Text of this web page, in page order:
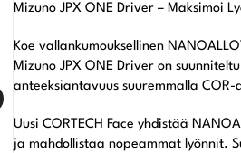
Mizuno JPX ONE Driver – Maksimoi
Koe vallankumouksellinen
Mizuno JPX ONE Driver on
anteeksiantavuus suuremmalla COR-
Uusi CORTECH Face yhdistää
ja mahdollistaa nopeammat lyönnit.